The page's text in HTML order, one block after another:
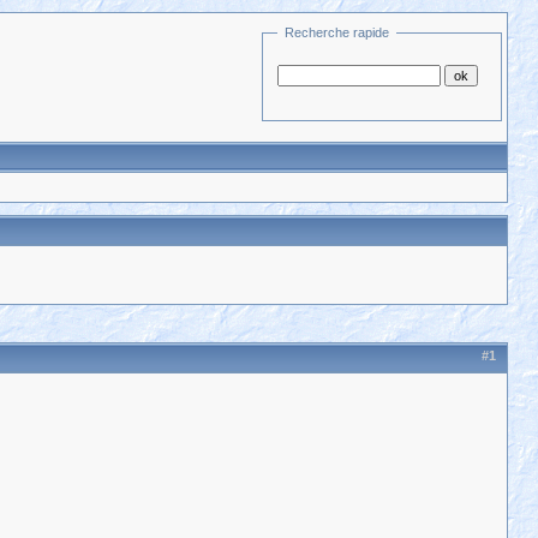
Recherche rapide
#1